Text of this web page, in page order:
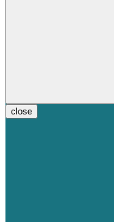
close